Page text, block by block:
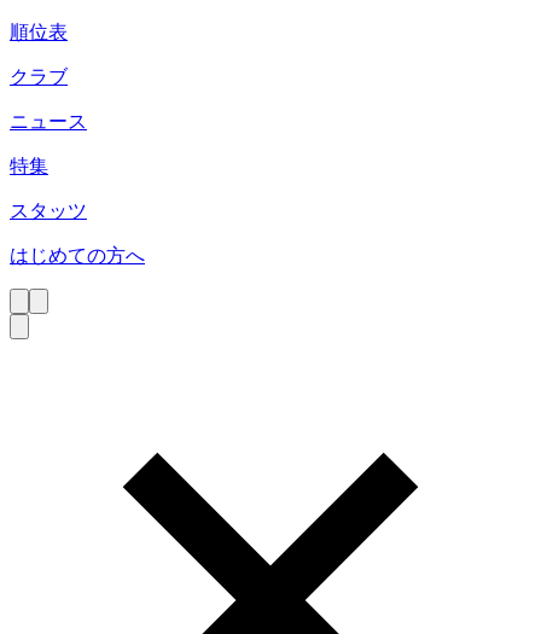
順位表
クラブ
ニュース
特集
スタッツ
はじめての方へ